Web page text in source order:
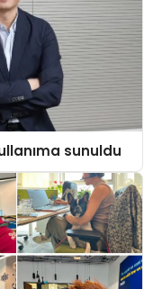
sunuldu